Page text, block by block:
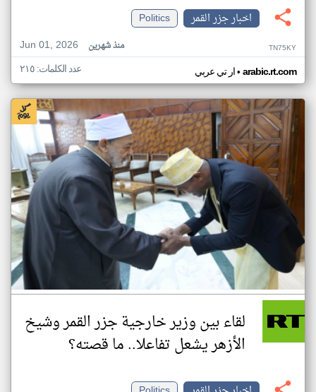
اخبار جزر القمر
Politics
Jun 01, 2026
منذ شهرين TN75KY
ار تي عربي• arabic.rt.com عدد الكلمات: ٢١٥
لقاء بين وزير خارجية جزر القمر وشيخ
الأزهر يشعل تفاعلا.. ما قصته؟